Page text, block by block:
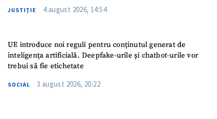
JUSTIȚIE 4 august 2026, 14:54
UE introduce noi reguli pentru conținutul generat de
inteligența artificială. Deepfake-urile și chatbot-urile vor
trebui să fie etichetate
SOCIAL 3 august 2026, 20:22
Mesajul știrei
+ Mesajul știrei